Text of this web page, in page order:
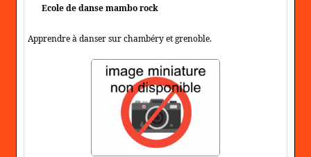
Ecole de danse mambo rock
Apprendre à danser sur chambéry et grenoble.